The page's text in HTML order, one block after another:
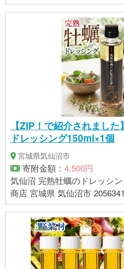
【ZIP！で紹介されまし
ドレッシング150ml×1個
宮城県気仙沼市
寄附金額： 4,500円
気仙沼 完熟牡蠣のドレッシング
商店 宮城県 気仙沼市